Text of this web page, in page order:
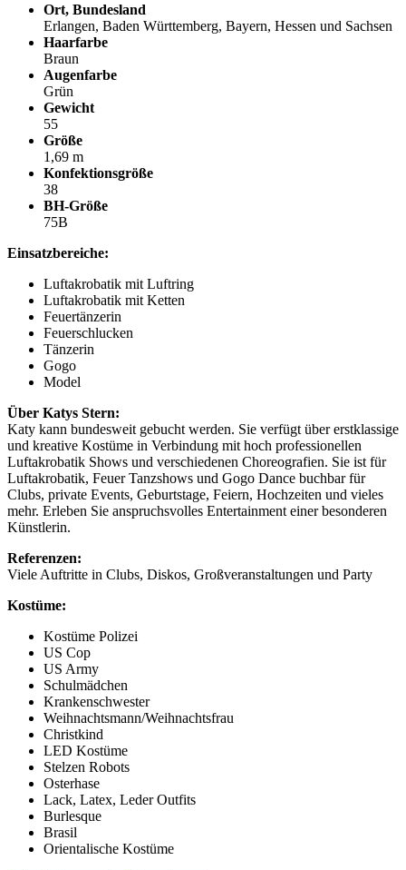
Ort, Bundesland
Erlangen, Baden Württemberg, Bayern, Hessen und Sachsen
Haarfarbe
Braun
Augenfarbe
Grün
Gewicht
55
Größe
1,69 m
Konfektionsgröße
38
BH-Größe
75B
Einsatzbereiche:
Luftakrobatik mit Luftring
Luftakrobatik mit Ketten
Feuertänzerin
Feuerschlucken
Tänzerin
Gogo
Model
Über Katys Stern:
Katy kann bundesweit gebucht werden. Sie verfügt über erstklassige
und kreative Kostüme in Verbindung mit hoch professionellen
Luftakrobatik Shows und verschiedenen Choreografien. Sie ist für
Luftakrobatik, Feuer Tanzshows und Gogo Dance buchbar für
Clubs, private Events, Geburtstage, Feiern, Hochzeiten und vieles
mehr. Erleben Sie anspruchsvolles Entertainment einer besonderen
Künstlerin.
Referenzen:
Viele Auftritte in Clubs, Diskos, Großveranstaltungen und Party
Kostüme:
Kostüme Polizei
US Cop
US Army
Schulmädchen
Krankenschwester
Weihnachtsmann/Weihnachtsfrau
Christkind
LED Kostüme
Stelzen Robots
Osterhase
Lack, Latex, Leder Outfits
Burlesque
Brasil
Orientalische Kostüme